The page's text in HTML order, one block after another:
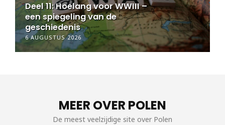
Deel 10: Hoelang voor WWIII –
een spiegeling van de
geschiedenis
5 AUGUSTUS 2026
MEER OVER POLEN
De meest veelzijdige site over Polen